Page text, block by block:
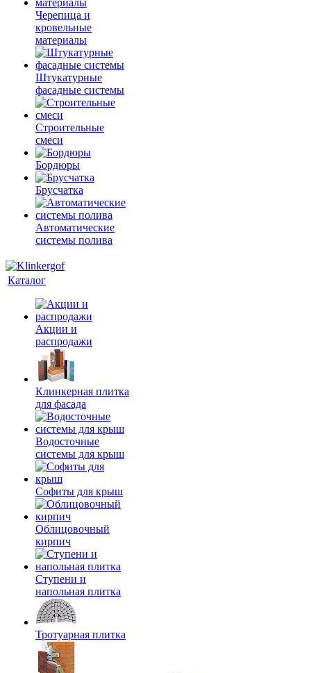
Черепица и
кровельные
материалы
Штукатурные
фасадные системы
Строительные
смеси
Бордюры
Брусчатка
Автоматические
системы полива
Каталог
Акции и
распродажи
Клинкерная плитка
для фасада
Водосточные
системы для крыш
Софиты для крыш
Облицовочный
кирпич
Ступени и
напольная плитка
Тротуарная плитка